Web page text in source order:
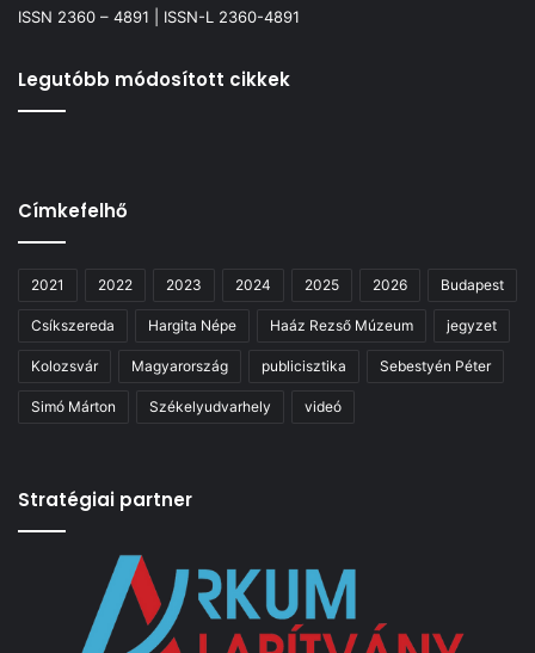
ISSN 2360 – 4891 | ISSN-L 2360-4891
Legutóbb módosított cikkek
Címkefelhő
2021 2022 2023 2024 2025 2026 Budapest
Csíkszereda Hargita Népe Haáz Rezső Múzeum jegyzet
Kolozsvár Magyarország publicisztika Sebestyén Péter
Simó Márton Székelyudvarhely videó
Stratégiai partner